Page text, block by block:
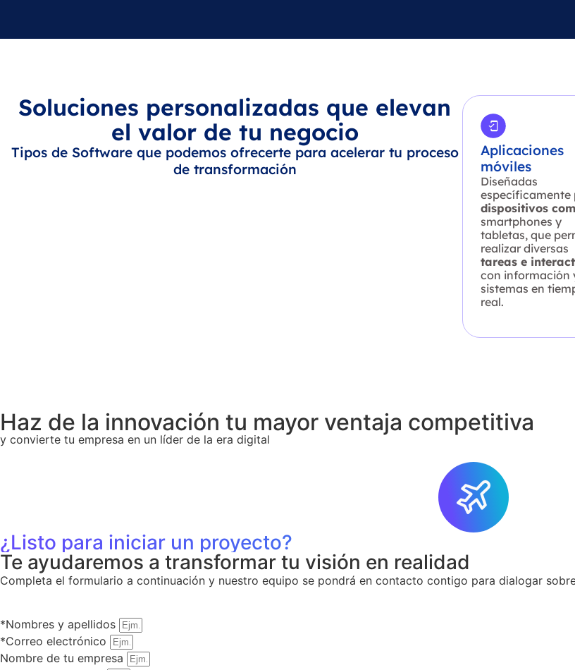
Soluciones personalizadas que elevan
el valor de tu negocio
Tipos de Software que podemos ofrecerte para acelerar tu proceso
de transformación
Aplicaciones
móviles
Diseñadas
específicamente
dispositivos
smartphones y
tabletas, que
realizar diversas
tareas e
con información
sistemas en
real.
Haz de la innovación tu mayor ventaja competitiva
y convierte tu empresa en un líder de la era digital
¿Listo para iniciar un proyecto?
Te ayudaremos a transformar tu visión en realidad
Completa el formulario a continuación y nuestro equipo se pondrá en contacto contigo para dialogar
*Nombres y apellidos
*Correo electrónico
Nombre de tu empresa